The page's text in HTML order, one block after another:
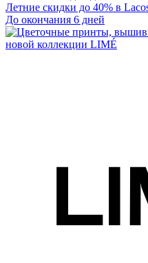
Летние скидки до 40% в
До окончания 6 дней